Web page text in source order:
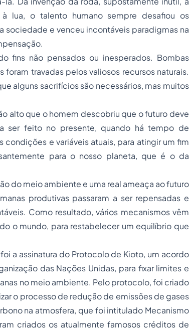
lua, o talento humano sempre desafiou os
sociedade e venceu incontáveis paradigmas na
fins não pensados ou inesperados. Bombas
travadas pelos valiosos recursos naturais.
alguns sacrifícios são necessários, mas muitos
alto que o homem descobriu que o futuro deve
ser feito no presente, quando há tempo de
condições e variáveis atuais, para atingir um fim
para o nosso planeta, que é o da
do meio ambiente e uma real ameaça ao futuro
produtivas passaram a ser repensadas e
Como resultado, vários mecanismos vêm
o mundo, para restabelecer um equilíbrio que
a assinatura do Protocolo de Kioto, um acordo
das Nações Unidas, para fixar limites e
no meio ambiente. Pelo protocolo, foi criado
o processode redução de emissões de gases
na atmosfera, que foi intitulado Mecanismo
criados os atualmente famosos créditos de